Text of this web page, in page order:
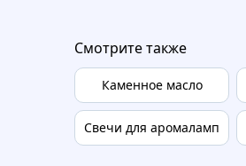
Смотрите также
Каменное масло
Свечи для аромаламп